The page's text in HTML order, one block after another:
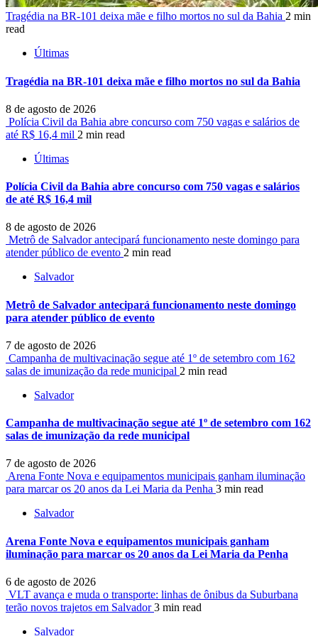
Tragédia na BR-101 deixa mãe e filho mortos no sul da Bahia 2 min
read
Últimas
Tragédia na BR-101 deixa mãe e filho mortos no sul da Bahia
8 de agosto de 2026
Polícia Civil da Bahia abre concurso com 750 vagas e salários de
até R$ 16,4 mil 2 min read
Últimas
Polícia Civil da Bahia abre concurso com 750 vagas e salários
de até R$ 16,4 mil
8 de agosto de 2026
Metrô de Salvador antecipará funcionamento neste domingo para
atender público de evento 2 min read
Salvador
Metrô de Salvador antecipará funcionamento neste domingo
para atender público de evento
7 de agosto de 2026
Campanha de multivacinação segue até 1º de setembro com 162
salas de imunização da rede municipal 2 min read
Salvador
Campanha de multivacinação segue até 1º de setembro com 162
salas de imunização da rede municipal
7 de agosto de 2026
Arena Fonte Nova e equipamentos municipais ganham iluminação
para marcar os 20 anos da Lei Maria da Penha 3 min read
Salvador
Arena Fonte Nova e equipamentos municipais ganham
iluminação para marcar os 20 anos da Lei Maria da Penha
6 de agosto de 2026
VLT avança e muda o transporte: linhas de ônibus da Suburbana
terão novos trajetos em Salvador3 min read
Salvador